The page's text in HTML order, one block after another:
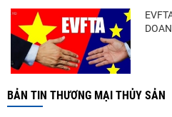
BẢN TIN THƯƠNG MẠI THỦY SẢN